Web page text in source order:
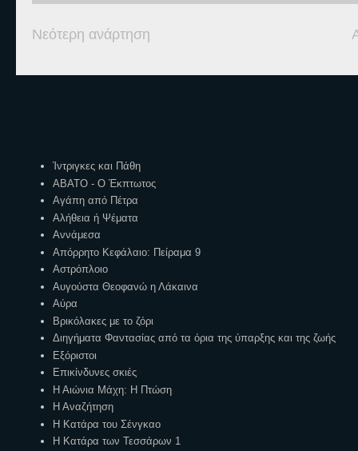
Νεότερη ανάρτηση
Ίντριγκες και Πάθη
ΑΒΑΤΟ - Ο Έκπτωτος
Αγάπη από Πέτρα
Αλήθεια ή Ψέματα
Αννάμεσα
Απόρρητο Κεφάλαιο: Πείραμα 9
Αστρόπλοιο
Αυγούστα Θεοφανώ η Λάκαινα
Αύρα
Βρικόλακες με το ζόρι
Διηγήματα Φαντασίας από τα όρια της ύπαρξης και της ζωής
Εξόριστοι
Επικίνδυνες σκιές
Η Αιώνια Μάχη: Η Πτώση
Η Αναζήτηση
Η Κατάρα του Σένγκαο
Η Κατάρα των Τεσσάρων 1